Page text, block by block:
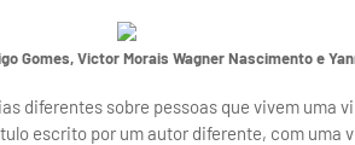
Gomes, Victor Morais Wagner Nascimento e
diferentes sobre pessoas que vivem uma
escrito por um autor diferente, com uma